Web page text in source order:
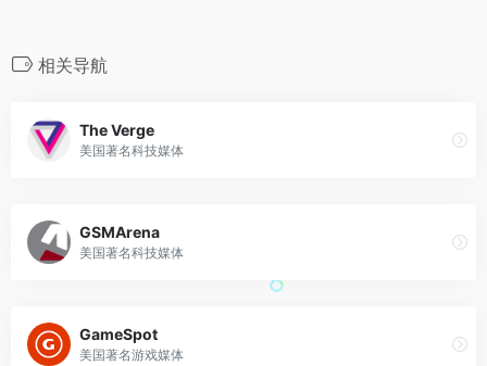
相关导航
The Verge
美国著名科技媒体
GSMArena
美国著名科技媒体
GameSpot
美国著名游戏媒体